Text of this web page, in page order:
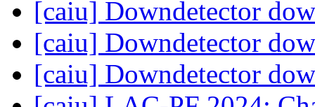
[caiu] Downdetector
[caiu] Downdetector
[caiu] Downdetector